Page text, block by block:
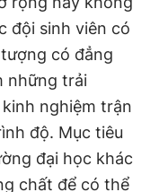
đội sinh viên có
có đẳng
những trải
nghiệm trận
độ. Mục tiêu
đại học khác
chất để có thể